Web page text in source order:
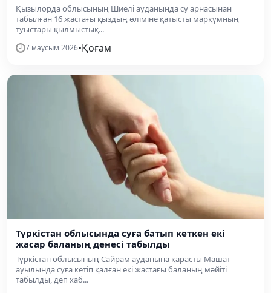
Қызылорда облысының Шиелі ауданында су арнасынан
табылған 16 жастағы қыздың өліміне қатысты марқұмның
туыстары қылмыстық...
7 маусым 2026•Қоғам
Түркістан облысында суға батып кеткен екі
жасар баланың денесі табылды
Түркістан облысының Сайрам ауданына қарасты Машат
ауылында суға кетіп қалған екі жастағы баланың мәйіті
табылды, деп хаб...